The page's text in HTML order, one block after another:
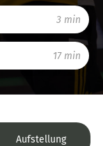
3 min
17 min
Aufstellung